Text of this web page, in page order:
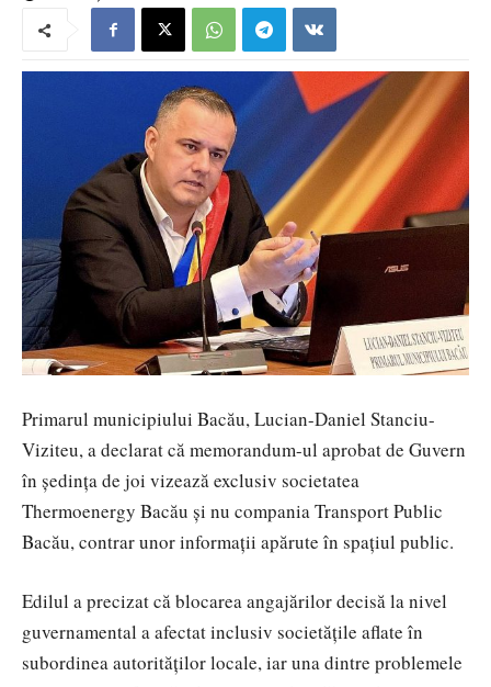
Primarul municipiului Bacău, Lucian-Daniel Stanciu-
Viziteu, a declarat că memorandum-ul aprobat de Guvern
în ședința de joi vizează exclusiv societatea
Thermoenergy Bacău și nu compania Transport Public
Bacău, contrar unor informații apărute în spațiul public.
Edilul a precizat că blocarea angajărilor decisă la nivel
guvernamental a afectat inclusiv societățile aflate în
subordinea autorităților locale, iar una dintre problemele